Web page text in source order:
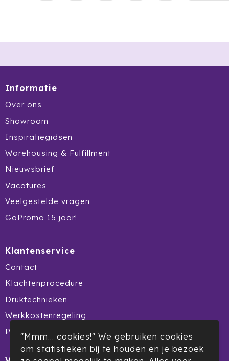
Informatie
Over ons
Showroom
Inspiratiegidsen
Warehousing & Fulfillment
Nieuwsbrief
Vacatures
Veelgestelde vragen
GoPromo 15 jaar!
Klantenservice
Contact
Klachtenprocedure
Druktechnieken
Werkkostenregeling
Product Recall
"Mmm... cookies!" We gebruiken cookies
om statistieken bij te houden en je bezoek